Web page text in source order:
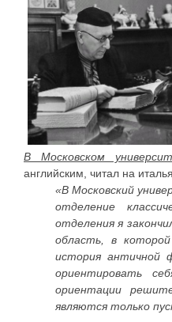
В Московском
английским, читал на
«В Московский
отделение
отделения я
область, в
история античной
ориентировать
ориентации
являются только